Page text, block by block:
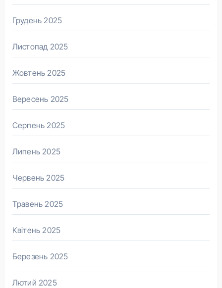
Грудень 2025
Листопад 2025
Жовтень 2025
Вересень 2025
Серпень 2025
Липень 2025
Червень 2025
Травень 2025
Квітень 2025
Березень 2025
Лютий 2025